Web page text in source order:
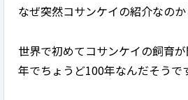
なぜ突然コサンケイの紹介なの
世界で初めてコサンケイの飼育
年でちょうど100年なんだそうで